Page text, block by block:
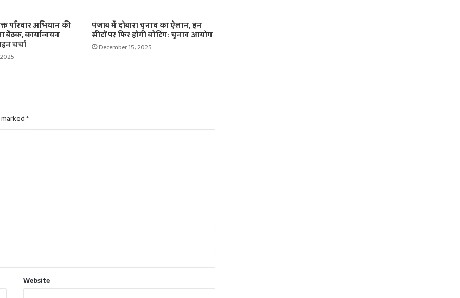
परिवार अभियान की
बैठक, कार्यान्वयन
चर्चा
पंजाब में दोबारा चुनाव का ऐलान, इन
सीटों पर फिर होगी वोटिंग: चुनाव आयोग
December 15, 2025
*
Website